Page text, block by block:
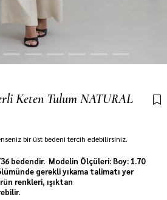
Keten Tulum NATURAL
bir üst bedeni tercih edebilirsiniz.
bedendir. Modelin Ölçüleri: Boy: 1.70
gerekli yıkama talimatı yer
renkleri, ışıktan